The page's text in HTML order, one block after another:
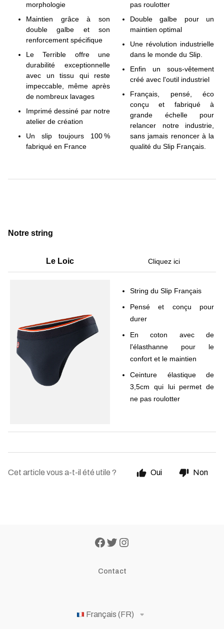
morphologie
Maintien grâce à son
double galbe et son
renforcement spécifique
Le Terrible offre une
durabilité exceptionnelle
avec un tissu qui reste
impeccable, même après
de nombreux lavages
Imprimé dessiné par notre
atelier de création
Un slip toujours 100 %
fabriqué en France
pas roulotter
Double galbe pour un
maintien optimal
Une révolution industrielle
dans le monde du Slip.
Enfin un sous-vêtement
créé avec l'outil industriel
Français, pensé, éco
conçu et fabriqué à
grande échelle pour
relancer notre industrie,
sans jamais renoncer à la
qualité du Slip Français.
Notre string
Le Loic Cliquez ici
String du Slip Français
Pensé et conçu pour
durer
En coton avec de
l'élasthanne pour le
confort et le maintien
Ceinture élastique de
3,5cm qui lui permet de
ne pas roulotter
Cet article vous a-t-il été utile ? Oui Non
Contact
Français (FR)